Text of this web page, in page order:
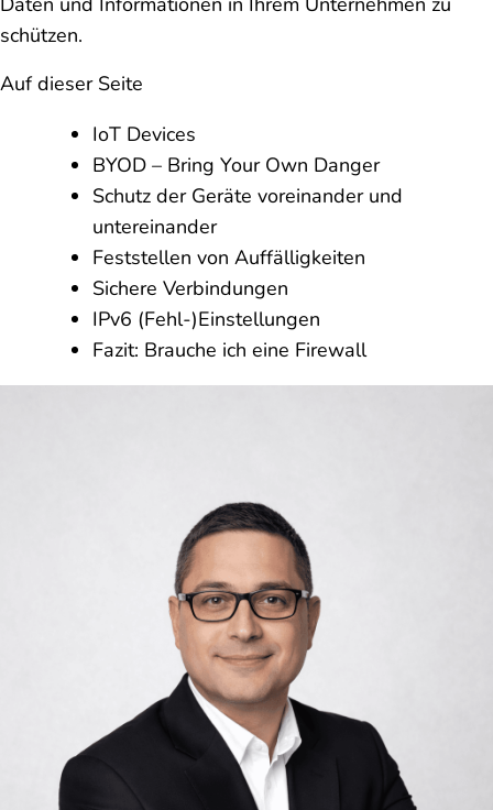
schützen.
Auf dieser Seite
IoT Devices
BYOD – Bring Your Own Danger
Schutz der Geräte voreinander und
untereinander
Feststellen von Auffälligkeiten
Sichere Verbindungen
IPv6 (Fehl-)Einstellungen
Fazit: Brauche ich eine Firewall